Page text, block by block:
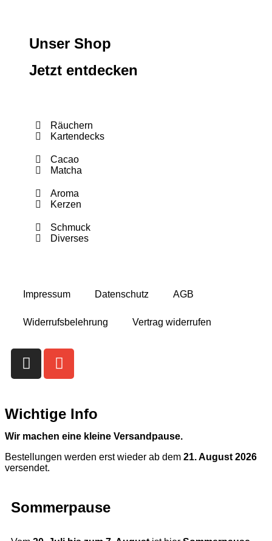
Unser Shop
Jetzt entdecken
Räuchern
Kartendecks
Cacao
Matcha
Aroma
Kerzen
Schmuck
Diverses
Impressum Datenschutz AGB
Widerrufsbelehrung Vertrag widerrufen
Wichtige Info
Wir machen eine kleine Versandpause.
Bestellungen werden erst wieder ab dem 21. August 2026
versendet.
Sommerpause